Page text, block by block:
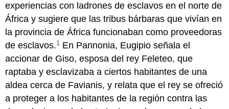
experiencias con ladrones de esclavos en el norte de
África y sugiere que las tribus bárbaras que vivían en
la provincia de África funcionaban como proveedoras
de esclavos.1 En Pannonia, Eugipio señala el
accionar de Giso, esposa del rey Feleteo, que
raptaba y esclavizaba a ciertos habitantes de una
aldea cerca de Favianis, y relata que el rey se ofreció
a proteger a los habitantes de la región contra las